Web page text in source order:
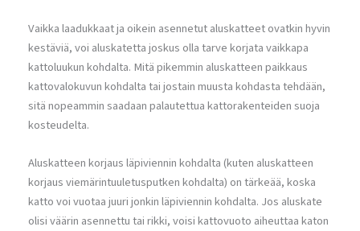
Vaikka laadukkaat ja oikein asennetut aluskatteet ovatkin hyvin
kestäviä, voi aluskatetta joskus olla tarve korjata vaikkapa
kattoluukun kohdalta. Mitä pikemmin aluskatteen paikkaus
kattovalokuvun kohdalta tai jostain muusta kohdasta tehdään,
sitä nopeammin saadaan palautettua kattorakenteiden suoja
kosteudelta.
Aluskatteen korjaus läpiviennin kohdalta (kuten aluskatteen
korjaus viemärintuuletusputken kohdalta) on tärkeää, koska
katto voi vuotaa juuri jonkin läpiviennin kohdalta. Jos aluskate
olisi väärin asennettu tai rikki, voisi kattovuoto aiheuttaa katon